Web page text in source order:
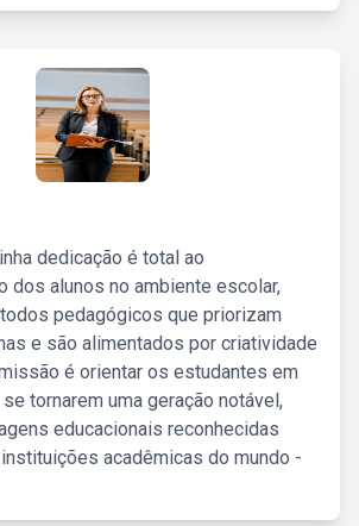
dedicação é total ao
dos alunos no ambiente escolar,
pedagógicos que priorizam
e são alimentados por criatividade
é orientar os estudantes em
tornarem uma geração notável,
educacionais reconhecidas
acadêmicas do mundo -